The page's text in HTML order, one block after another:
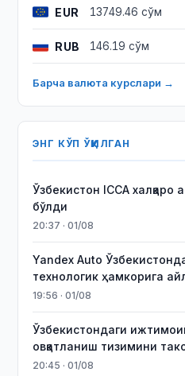
EUR 13749.46 сўм
RUB 146.19 сўм
Барча валюта курслари →
ЭНГ КЎП ЎҚИЛГАН
Ўзбекистон ICCA халқаро
бўлди
20:37 · 01/08
Yandex Auto
технологик ҳамкорига
19:56 · 01/08
Ўзбекистондаги
овқатланиш тизимини
20:45 · 01/08